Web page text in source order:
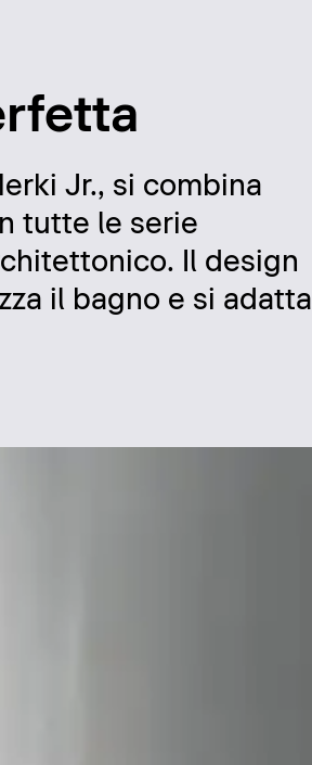
Jr., si combina
tutte le serie
Il design
il bagno e si adatta